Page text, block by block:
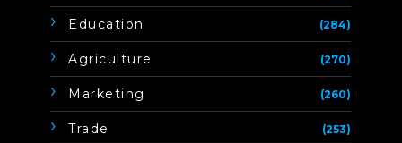
Education (284)
Agriculture (270)
Marketing (260)
Trade (253)